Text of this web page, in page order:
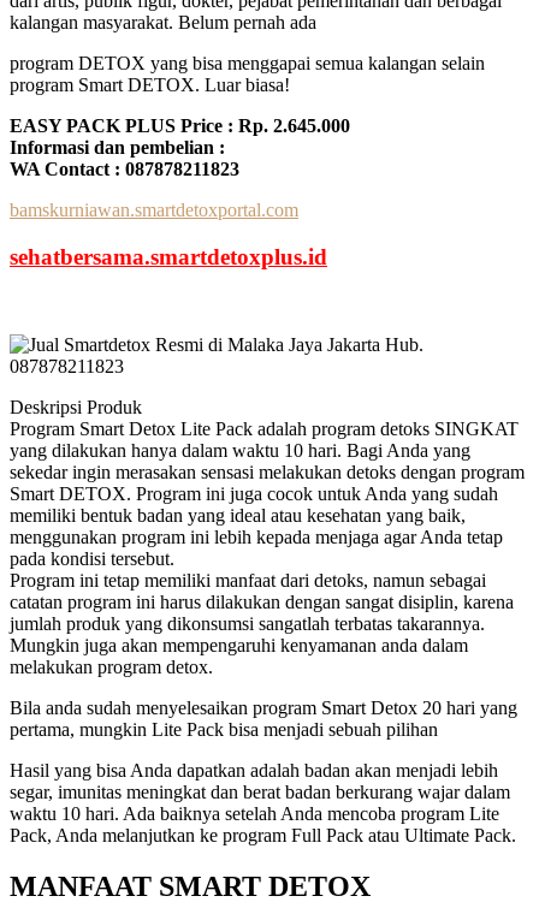
kalangan masyarakat. Belum pernah ada
program DETOX yang bisa menggapai semua kalangan selain
program Smart DETOX. Luar biasa!
EASY PACK PLUS Price : Rp. 2.645.000
Informasi dan pembelian :
WA Contact : 087878211823
bamskurniawan.smartdetoxportal.com
sehatbersama.smartdetoxplus.id
Deskripsi Produk
Program Smart Detox Lite Pack adalah program detoks SINGKAT
yang dilakukan hanya dalam waktu 10 hari. Bagi Anda yang
sekedar ingin merasakan sensasi melakukan detoks dengan program
Smart DETOX. Program ini juga cocok untuk Anda yang sudah
memiliki bentuk badan yang ideal atau kesehatan yang baik,
menggunakan program ini lebih kepada menjaga agar Anda tetap
pada kondisi tersebut.
Program ini tetap memiliki manfaat dari detoks, namun sebagai
catatan program ini harus dilakukan dengan sangat disiplin, karena
jumlah produk yang dikonsumsi sangatlah terbatas takarannya.
Mungkin juga akan mempengaruhi kenyamanan anda dalam
melakukan program detox.
Bila anda sudah menyelesaikan program Smart Detox 20 hari yang
pertama, mungkin Lite Pack bisa menjadi sebuah pilihan
Hasil yang bisa Anda dapatkan adalah badan akan menjadi lebih
segar, imunitas meningkat dan berat badan berkurang wajar dalam
waktu 10 hari. Ada baiknya setelah Anda mencoba program Lite
Pack, Anda melanjutkan ke program Full Pack atau Ultimate Pack.
MANFAAT SMART DETOX